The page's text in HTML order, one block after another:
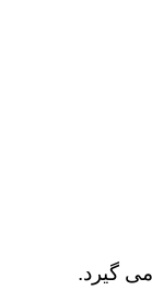
گیرد.